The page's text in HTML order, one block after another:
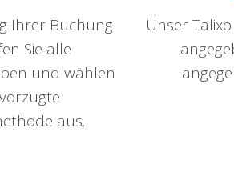
Ihrer Buchung
Sie alle
und wählen
aus.
Unser